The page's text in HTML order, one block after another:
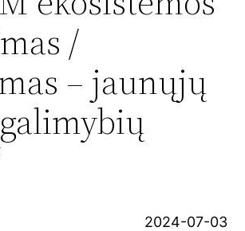
/
– jaunųjų
2024-07-03